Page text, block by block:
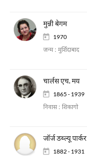
मुन्नी बेगम
1970
जन्म : मुर्शिदाबाद
चार्लस एच. मय
1865 - 1939
निवास : शिकागो
जॉर्ज डब्ल्यू पार्कर
1882 - 1931